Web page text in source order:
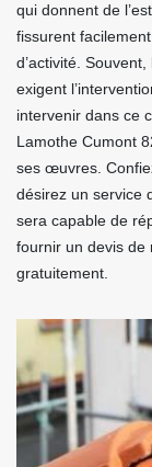
qui donnent de
fissurent
d’activité.
exigent
intervenir dans ce
Lamothe Cumont
ses œuvres.
désirez un service
sera capable de
fournir un devis de
gratuitement.